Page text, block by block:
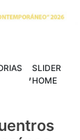
,SLIDER
HOME